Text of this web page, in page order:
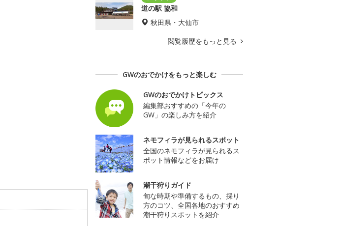
道の駅 協和
秋田県・大仙市
閲覧履歴をもっと見る
GWのおでかけをもっと楽しむ
GWのおでかけトピックス
編集部おすすめの「今年の
GW」の楽しみ方を紹介
ネモフィラが見られるスポット
全国のネモフィラが見られるス
ポット情報などをお届け
潮干狩りガイド
旬な時期や準備するもの、採り
方のコツ、全国各地のおすすめ
潮干狩りスポットを紹介